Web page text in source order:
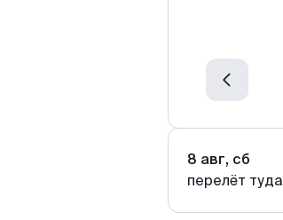
8 авг, сб
перелёт туда